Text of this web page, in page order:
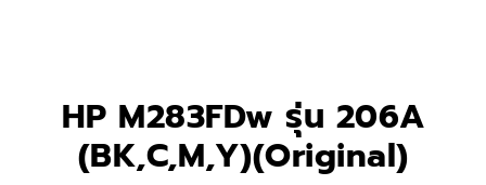
HP M283FDw รุ่น 206A
(BK,C,M,Y)(Original)